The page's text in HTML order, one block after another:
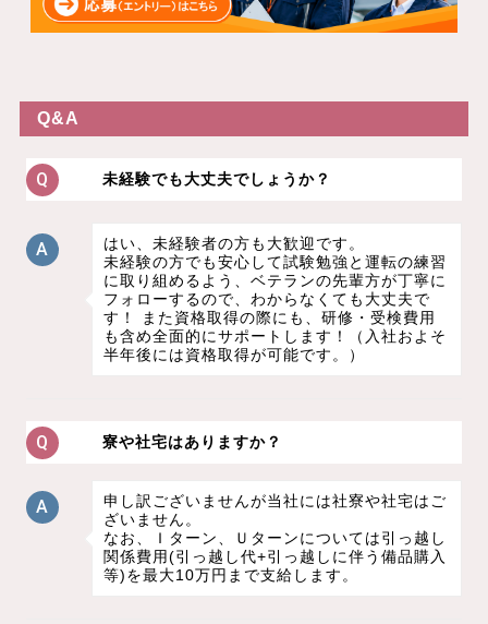
Q&A
未経験でも大丈夫でしょうか？
はい、未経験者の方も大歓迎です。
未経験の方でも安心して試験勉強と運転の練習
に取り組めるよう、ベテランの先輩方が丁寧に
フォローするので、わからなくても大丈夫で
す！ また資格取得の際にも、研修・受検費用
も含め全面的にサポートします！（入社およそ
半年後には資格取得が可能です。）
寮や社宅はありますか？
申し訳ございませんが当社には社寮や社宅はご
ざいません。
なお、Ｉターン、Ｕターンについては引っ越し
関係費用(引っ越し代+引っ越しに伴う備品購入
等)を最大10万円まで支給します。